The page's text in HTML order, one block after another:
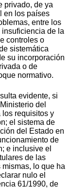
privado, de ya
en los países
entre los
de la
controles o
sistemática
su incorporación
o de
normativo.
evidente, si
del
los requisitos y
el sistema de
del Estado en
de
e inclusive el
de las
lo que ha
nulo el
61/1990, de